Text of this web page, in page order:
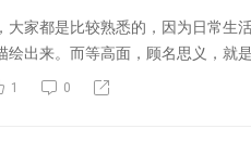
大家都是比较熟悉的，因为日常生
绘出来。而等高面，顾名思义，就
1 0